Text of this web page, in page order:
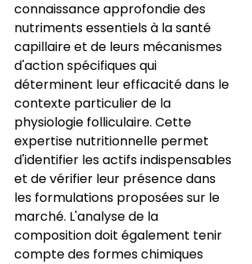
connaissance approfondie des
nutriments essentiels à la santé
capillaire et de leurs mécanismes
d'action spécifiques qui
déterminent leur efficacité dans le
contexte particulier de la
physiologie folliculaire. Cette
expertise nutritionnelle permet
d'identifier les actifs indispensables
et de vérifier leur présence dans
les formulations proposées sur le
marché. L'analyse de la
composition doit également tenir
compte des formes chimiques